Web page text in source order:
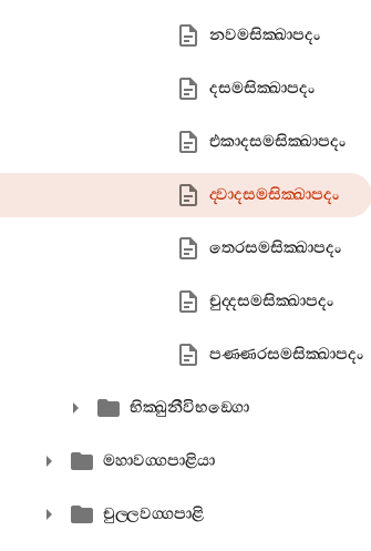
නවමසික‍්ඛාපදං
දසමසික‍්ඛාපදං
එකාදසමසික‍්ඛාපදං
ද‍්වාදසමසික‍්ඛාපදං
තෙරසමසික‍්ඛාපදං
චුද‍්දසමසික‍්ඛාපදං
පණ‍්ණරසමසික‍්ඛාපදං
භික‍්ඛුනීවිභඞ‍්ගො
මහාවග‍්ගපාළියා
චුල‍්ලවග‍්ගපාළි